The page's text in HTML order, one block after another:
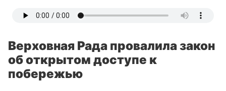
Верховная Рада провалила закон
об открытом доступе к
побережью